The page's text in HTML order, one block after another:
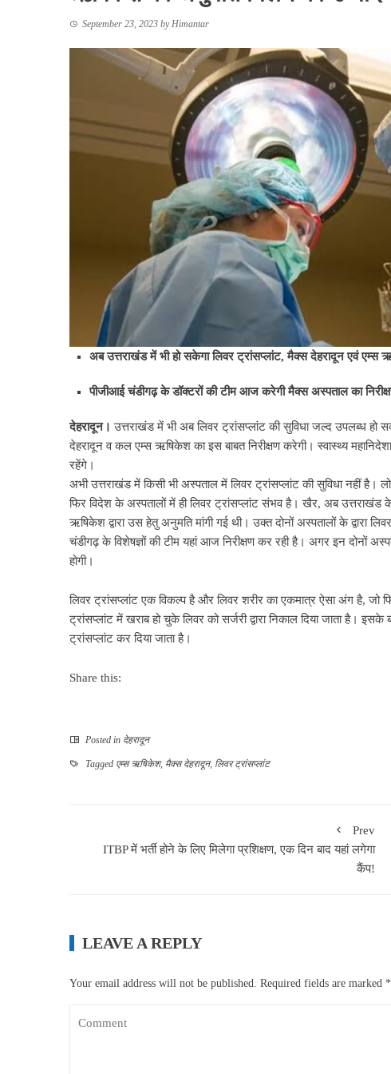
September 23, 2023 byHimantar
अब उत्तराखंड में भी हो सकेगा लिवर ट्रांसप्लांट, मैक्स देहरादून एवं एम्स
पीजीआई चंडीगढ़ के डॉक्टरों की टीम आज करेगी मैक्स अस्पताल का
देहरादून। उत्तराखंड में भी अब लिवर ट्रांसप्लांट की सुविधा जल्द उपलब्ध
देहरादून व कल एम्स ऋषिकेश का इस बाबत निरीक्षण करेगी। स्वास्थ्य
रहेंगे।
अभी उत्तराखंड में किसी भी अस्पताल में लिवर ट्रांसप्लांट की सुविधा नहीं है।
फिर विदेश के अस्पतालों में ही लिवर ट्रांसप्लांट संभव है। खैर, अब उत्तराखंड
ऋषिकेश द्वारा उस हेतु अनुमति मांगी गई थी। उक्त दोनों अस्पतालों के द्वारा
चंडीगढ़ के विशेषज्ञों की टीम यहां आज निरीक्षण कर रही है। अगर इन दोनों
होगी।
लिवर ट्रांसप्लांट एक विकल्प है और लिवर शरीर का एकमात्र ऐसा अंग है,
ट्रांसप्लांट में खराब हो चुके लिवर को सर्जरी द्वारा निकाल दिया जाता है।
ट्रांसप्लांट कर दिया जाता है।
Share this:
Posted in देहरादून
Tagged एम्स ऋषिकेश, मैक्स देहरादून, लिवर ट्रांसप्लांट
Prev
ITBP में भर्ती होने के लिए मिलेगा प्रशिक्षण, एक दिन बाद यहां लगेगा
कैंप!
LEAVE A REPLY
Your email address will not be published. Required fields are marked *